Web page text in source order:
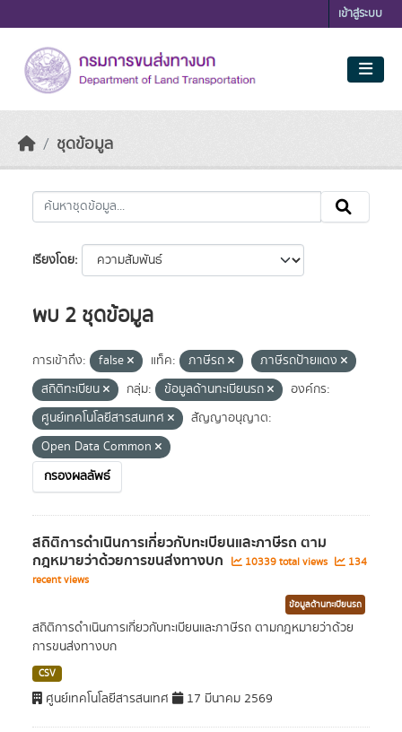
เข้าสู่ระบบ
ชุดข้อมูล
เรียงโดย
พบ 2 ชุดข้อมูล
การเข้าถึง: false แท็ค: ภาษีรถ
ภาษีรถป้ายแดง
สถิติทะเบียน
กลุ่ม: ข้อมูลด้านทะเบียนรถ
องค์กร:
ศูนย์เทคโนโลยีสารสนเทศ
สัญญาอนุญาต:
Open Data Common
กรองผลลัพธ์
สถิติการดำเนินการเกี่ยวกับทะเบียนและภาษีรถ ตาม
กฎหมายว่าด้วยการขนส่งทางบก 10339 total views
134
recent views
ข้อมูลด้านทะเบียนรถ
สถิติการดำเนินการเกี่ยวกับทะเบียนและภาษีรถ ตามกฎหมายว่าด้วย
การขนส่งทางบก
CSV
ศูนย์เทคโนโลยีสารสนเทศ 17 มีนาคม 2569